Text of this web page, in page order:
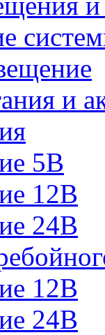
и
5В
12В
24В
12В
24В